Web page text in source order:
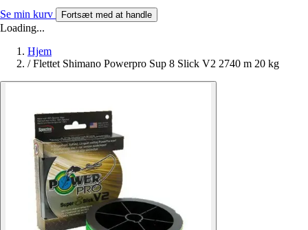
Se min kurv Fortsæt med at handle
Loading...
Hjem
/ Flettet Shimano Powerpro Sup 8 Slick V2 2740 m 20 kg